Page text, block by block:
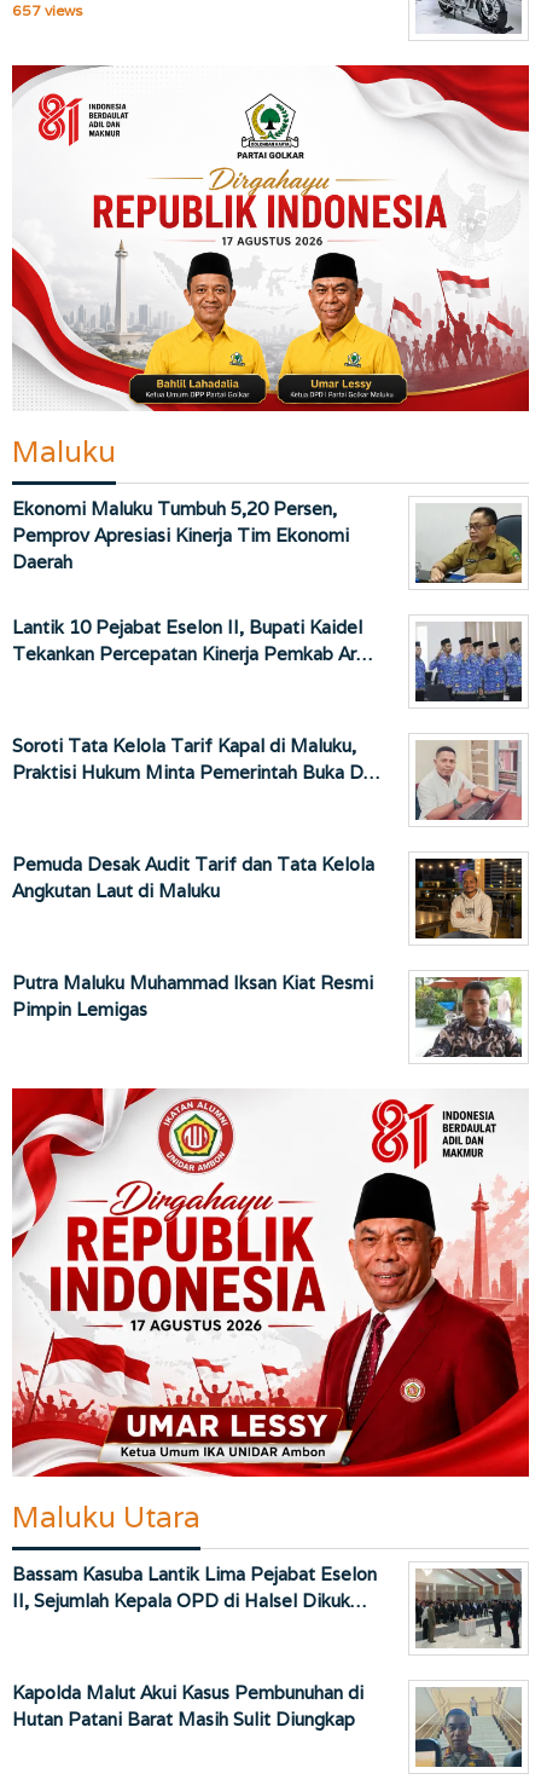
657 views
Maluku
Ekonomi Maluku Tumbuh 5,20 Persen,
Pemprov Apresiasi Kinerja Tim Ekonomi
Daerah
Lantik 10 Pejabat Eselon II, Bupati Kaidel
Tekankan Percepatan Kinerja Pemkab Ar…
Soroti Tata Kelola Tarif Kapal di Maluku,
Praktisi Hukum Minta Pemerintah Buka D…
Pemuda Desak Audit Tarif dan Tata Kelola
Angkutan Laut di Maluku
Putra Maluku Muhammad Iksan Kiat Resmi
Pimpin Lemigas
Maluku Utara
Bassam Kasuba Lantik Lima Pejabat Eselon
II, Sejumlah Kepala OPD di Halsel Dikuk…
Kapolda Malut Akui Kasus Pembunuhan di
Hutan Patani Barat Masih Sulit Diungkap